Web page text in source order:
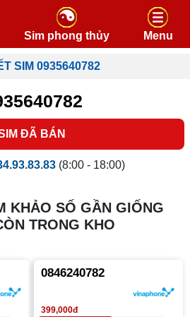
Skip to content
Sim phong thủy Menu
SIM 0935640782
ĐÃ BÁN
(8:00 - 18:00)
KHẢO SỐ GẦN GIỐNG
TRONG KHO
0846240782
399,000đ